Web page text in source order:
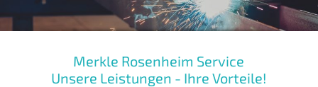
Merkle Rosenheim Service
Unsere Leistungen - Ihre Vorteile!